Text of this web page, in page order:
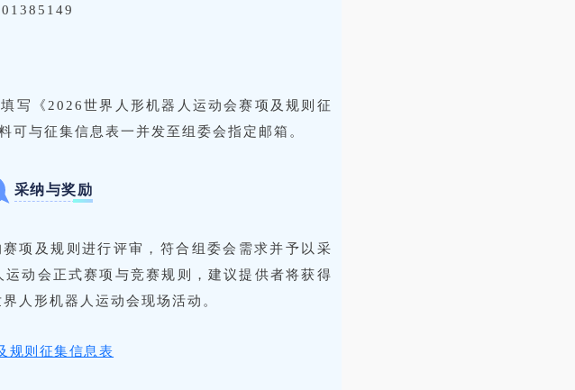
写《2026世界人形机器人运动会赛项及规则征
可与征集信息表一并发至组委会指定邮箱。
采纳与奖励
项及规则进行评审，符合组委会需求并予以采
动会正式赛项与竞赛规则，建议提供者将获得
人形机器人运动会现场活动。
规则征集信息表